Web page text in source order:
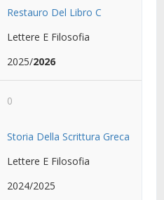
Restauro Del Libro C
Lettere E Filosofia
2025/2026
0
Storia Della Scrittura Greca
Lettere E Filosofia
2024/2025